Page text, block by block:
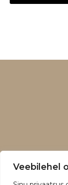
Veebilehel